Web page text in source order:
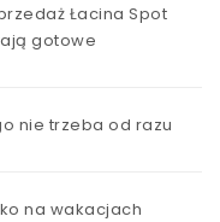
Łacina Spot
gotowe
nie trzeba od razu
na wakacjach